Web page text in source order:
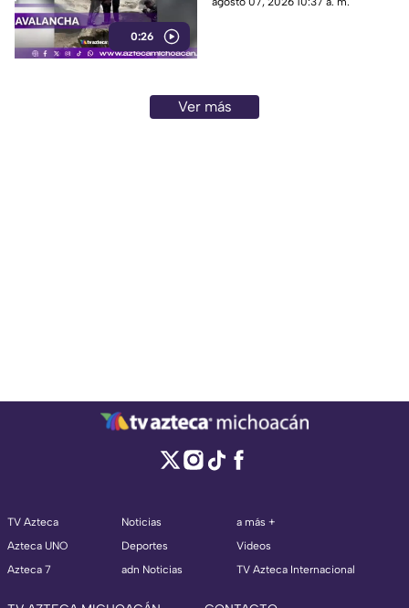
0:26
Ver más
TV Azteca
Azteca UNO
Azteca 7
Noticias
Deportes
adn Noticias
a más +
Videos
TV Azteca Internacional